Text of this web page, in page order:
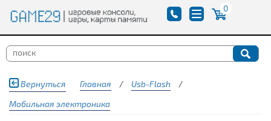
0
Вернуться Главная / Usb-Flash
/
Мобильная электроника